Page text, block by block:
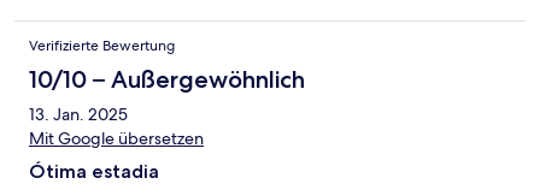
Verifizierte Bewertung
10/10 – Außergewöhnlich
13. Jan. 2025
Mit Google übersetzen
Ótima estadia